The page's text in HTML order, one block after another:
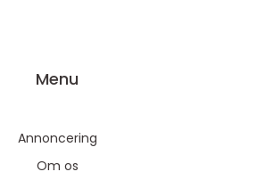
Menu
Annoncering
Om os